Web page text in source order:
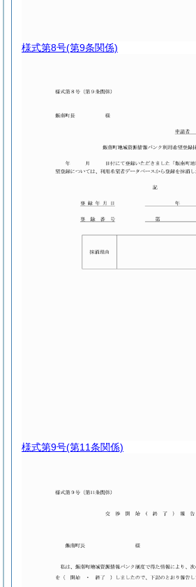
様式第8号(第9条関係)
様式第9号(第11条関係)